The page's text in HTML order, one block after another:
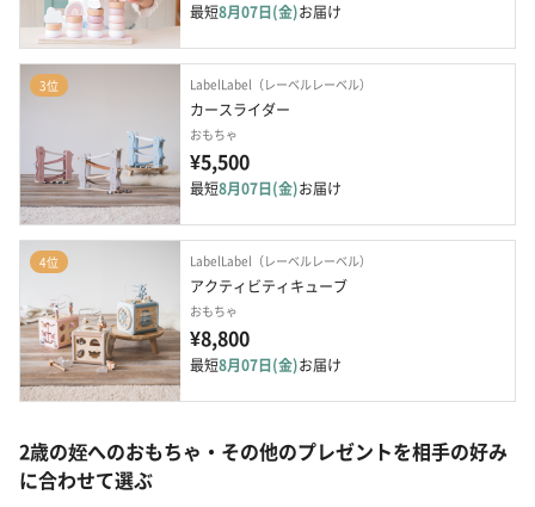
最短8月07日(金)お届け
3位 LabelLabel（レーベルレーベル）
カースライダー
おもちゃ
¥5,500
最短8月07日(金)お届け
4位 LabelLabel（レーベルレーベル）
アクティビティキューブ
おもちゃ
¥8,800
最短8月07日(金)お届け
2歳の姪へのおもちゃ・その他のプレゼントを相手の好み
に合わせて選ぶ